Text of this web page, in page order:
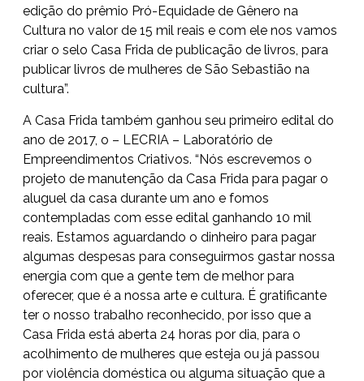
edição do prêmio Pró-Equidade de Gênero na
Cultura no valor de 15 mil reais e com ele nos vamos
criar o selo Casa Frida de publicação de livros, para
publicar livros de mulheres de São Sebastião na
cultura”.
A Casa Frida também ganhou seu primeiro edital do
ano de 2017, o – LECRIA – Laboratório de
Empreendimentos Criativos. “Nós escrevemos o
projeto de manutenção da Casa Frida para pagar o
aluguel da casa durante um ano e fomos
contempladas com esse edital ganhando 10 mil
reais. Estamos aguardando o dinheiro para pagar
algumas despesas para conseguirmos gastar nossa
energia com que a gente tem de melhor para
oferecer, que é a nossa arte e cultura. É gratificante
ter o nosso trabalho reconhecido, por isso que a
Casa Frida está aberta 24 horas por dia, para o
acolhimento de mulheres que esteja ou já passou
por violência doméstica ou alguma situação que a